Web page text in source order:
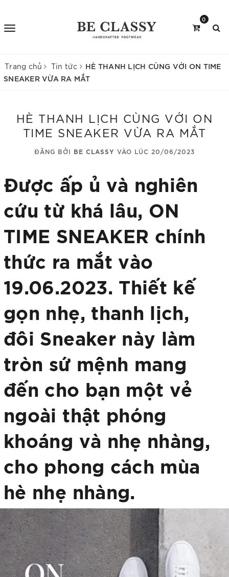
0
Trang chủ Tin tức
HÈ THANH LỊCH CÙNG VỚI ON TIME
SNEAKER VỪA RA MẮT
HÈ THANH LỊCH CÙNG VỚI ON
TIME SNEAKER VỪA RA MẮT
ĐĂNG BỞI BE CLASSY VÀO LÚC 20/06/2023
Được ấp ủ và nghiên
cứu từ khá lâu, ON
TIME SNEAKER chính
thức ra mắt vào
19.06.2023. Thiết kế
gọn nhẹ, thanh lịch,
đôi Sneaker này làm
tròn sứ mệnh mang
đến cho bạn một vẻ
ngoài thật phóng
khoáng và nhẹ nhàng,
cho phong cách mùa
hè nhẹ nhàng.